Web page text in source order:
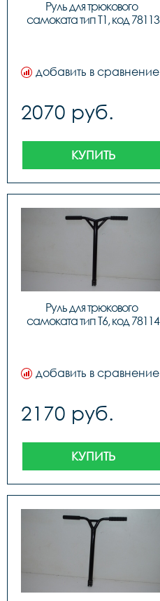
Руль для трюкового
самоката тип T1, код 78113
добавить в сравнение
2070 руб.
КУПИТЬ
Руль для трюкового
самоката тип T6, код 78114
добавить в сравнение
2170 руб.
КУПИТЬ